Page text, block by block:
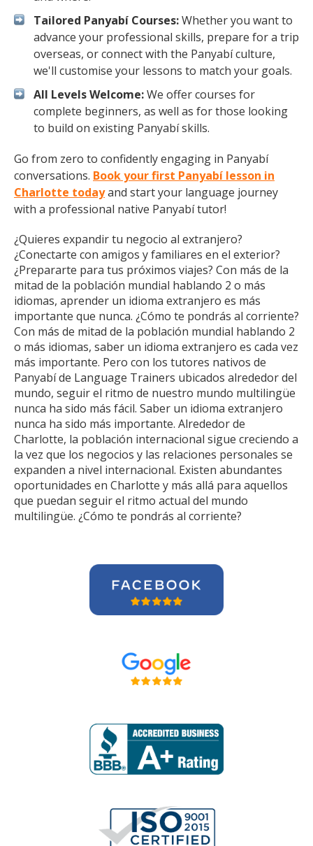
Tailored Panyabí Courses:Whether you want to
advance your professional skills, prepare for a trip
overseas, or connect with the Panyabí culture,
we'll customise your lessons to match your goals.
All Levels Welcome:We offer courses for
complete beginners, as well as for those looking
to build on existing Panyabí skills.
Go from zero to confidently engaging in Panyabí
conversations. Book your first Panyabí lesson in
Charlotte todayand start your language journey
with a professional native Panyabí tutor!
¿Quieres expandir tu negocio al extranjero?
¿Conectarte con amigos y familiares en el exterior?
¿Prepararte para tus próximos viajes? Con más de la
mitad de la población mundial hablando 2 o más
idiomas, aprender un idioma extranjero es más
importante que nunca. ¿Cómo te pondrás al corriente?
Con más de mitad de la población mundial hablando 2
o más idiomas, saber un idioma extranjero es cada vez
más importante. Pero con los tutores nativos de
Panyabí de Language Trainers ubicados alrededor del
mundo, seguir el ritmo de nuestro mundo multilingüe
nunca ha sido más fácil. Saber un idioma extranjero
nunca ha sido más importante. Alrededor de
Charlotte, la población internacional sigue creciendo a
la vez que los negocios y las relaciones personales se
expanden a nivel internacional. Existen abundantes
oportunidades en Charlotte y más allá para aquellos
que puedan seguir el ritmo actual del mundo
multilingüe. ¿Cómo te pondrás al corriente?